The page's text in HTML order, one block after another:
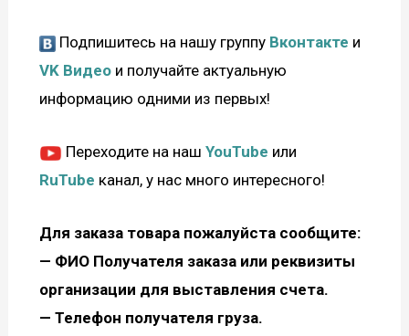
Подпишитесь на нашу группу Вконтакте и
VK Видео и получайте актуальную
информацию одними из первых!
Переходите на нашYouTube или
RuTube канал, у нас много интересного!
Для заказа товара пожалуйста сообщите:
— ФИО Получателя заказа или реквизиты
организации для выставления счета.
— Телефон получателя груза.